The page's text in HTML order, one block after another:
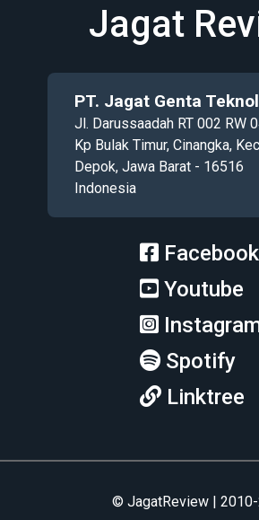
Jagat
PT. Jagat Genta
Jl. Darussaadah RT 002 RW
Kp Bulak Timur, Cinangka,
Depok, Jawa Barat - 16516
Indonesia
Facebook
Youtube
Spotify
Linktree
© JagatReview |